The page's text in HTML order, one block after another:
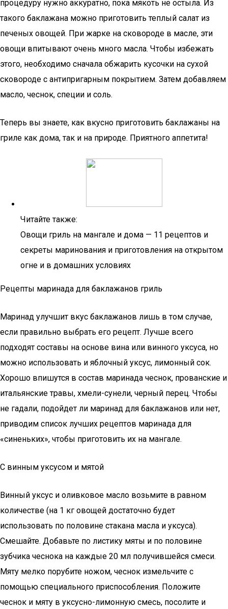
процедуру нужно аккуратно, пока мякоть не остыла. Из
такого баклажана можно приготовить теплый салат из
печеных овощей. При жарке на сковороде в масле, эти
овощи впитывают очень много масла. Чтобы избежать
этого, необходимо сначала обжарить кусочки на сухой
сковороде с антипригарным покрытием. Затем добавляем
масло, чеснок, специи и соль.
Теперь вы знаете, как вкусно приготовить баклажаны на
гриле как дома, так и на природе. Приятного аппетита!
Читайте также:
Овощи гриль на мангале и дома — 11 рецептов и
секреты маринования и приготовления на открытом
огне и в домашних условиях
Рецепты маринада для баклажанов гриль
Маринад улучшит вкус баклажанов лишь в том случае,
если правильно выбрать его рецепт. Лучше всего
подходят составы на основе вина или винного уксуса, но
можно использовать и яблочный уксус, лимонный сок.
Хорошо впишутся в состав маринада чеснок, прованские и
итальянские травы, хмели-сунели, черный перец. Чтобы
не гадали, подойдет ли маринад для баклажанов или нет,
приводим список лучших рецептов маринада для
«синеньких», чтобы приготовить их на мангале.
С винным уксусом и мятой
Винный уксус и оливковое масло возьмите в равном
количестве (на 1 кг овощей достаточно будет
использовать по половине стакана масла и уксуса).
Смешайте. Добавьте по листику мяты и по половине
зубчика чеснока на каждые 20 мл получившейся смеси.
Мяту мелко порубите ножом, чеснок измельчите с
помощью специального приспособления. Положите
чеснок и мяту в уксусно-лимонную смесь, посолите и